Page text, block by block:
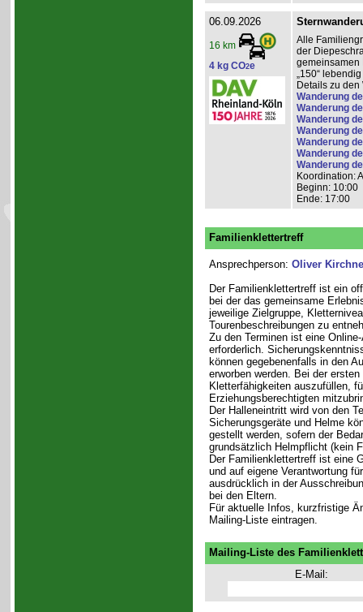
06.09.2026
16 km
4 kg CO2e
Alle
der
gemeinsamen
„150“
Details zu
Wanderung
Wanderung
Wanderung
Wanderung
Wanderung
Wanderung
Wanderung
Koordination:
Beginn: 10:00
Ende: 17:00
Familienklettertreff
Ansprechperson: Oliver
Der Familienklettertreff ist ein
bei der das gemeinsame
jeweilige Zielgruppe,
Tourenbeschreibungen zu
Zu den Terminen ist eine
erforderlich.
können gegebenenfalls in den
erworben werden. Bei der
Kletterfähigkeiten auszufüllen,
Erziehungsberechtigten
Der Halleneintritt wird von den
Sicherungsgeräte und Helme
gestellt werden, sofern der
grundsätzlich Helmpflicht (kein
Der Familienklettertreff ist eine
und auf eigene Verantwortung
ausdrücklich in der
bei den Eltern.
Für aktuelle Infos, kurzfristige
Mailing-Liste eintragen.
Mailing-Liste des
E-Mail: